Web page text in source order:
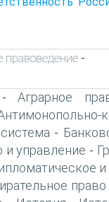
правоведение -
Аграрное
-
и управление -
право